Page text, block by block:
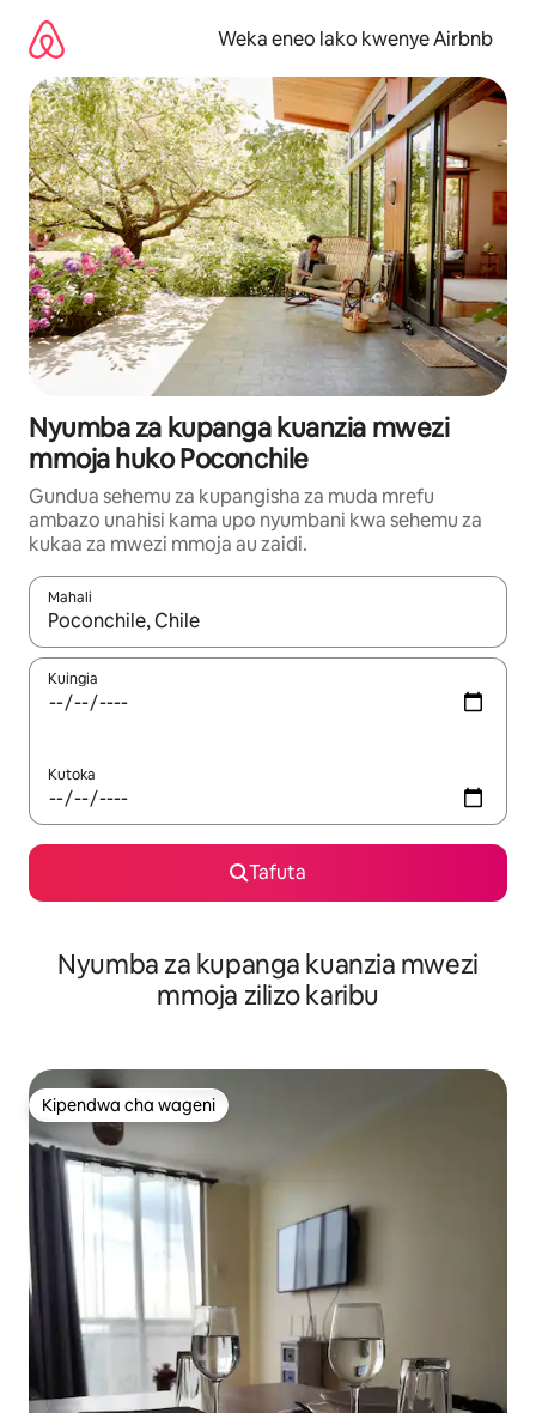
kwenda
kwenye
maudhui
Weka eneo lako kwenye Airbnb
Nyumba za kupanga kuanzia mwezi
mmoja huko Poconchile
Gundua sehemu za kupangisha za muda mrefu
ambazo unahisi kama upo nyumbani kwa sehemu za
kukaa za mwezi mmoja au zaidi.
Mahali
Wakati matokeo yanapatikana, vinjari kwa kutumia vitufe vya
Kuingia
Kutoka
Tafuta
Nyumba za kupanga kuanzia mwezi
mmoja zilizo karibu
Kipendwa cha wageni
Kipendwa cha wageni